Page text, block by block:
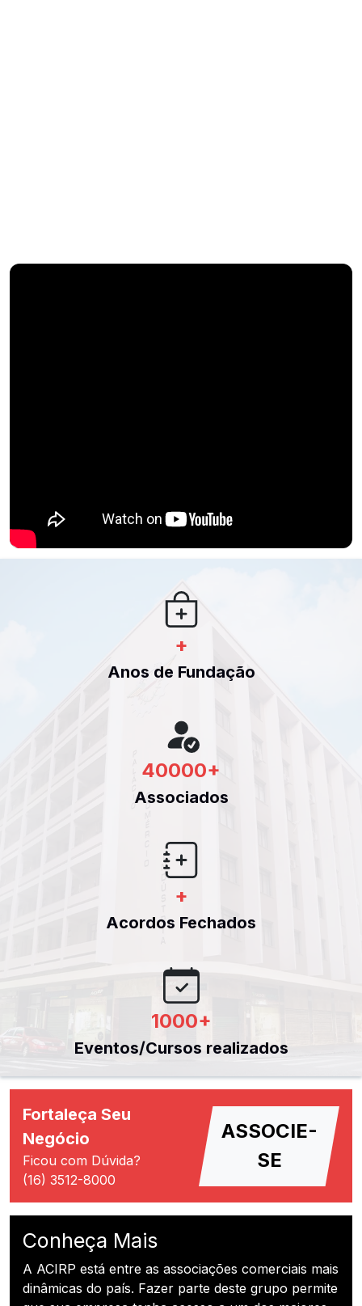
+
Anos de Fundação
40000+
Associados
+
Acordos Fechados
1000+
Eventos/Cursos realizados
Fortaleça Seu
Negócio
Ficou com Dúvida?
(16) 3512-8000
ASSOCIE-
SE
Conheça Mais
A ACIRP está entre as associações comerciais mais
dinâmicas do país. Fazer parte deste grupo permite